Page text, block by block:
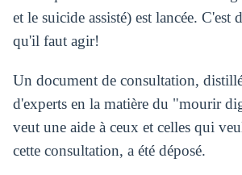
et le suicide assisté) est lancée. C'est
qu'il faut agir!
Un document de consultation,
d'experts en la matière du "mourir
veut une aide à ceux et celles qui
cette consultation, a été déposé.